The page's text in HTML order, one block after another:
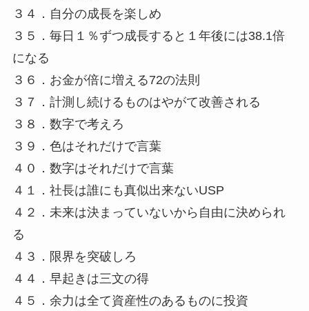
３４．自分の成長を楽しめ
３５．毎日１％ずつ成長すると１年後には38.1倍
になる
３６．お金が倍に増える72の法則
３７．計測し続けるものはやがて改善される
３８．数字で考えろ
３９．色はそれだけで言葉
４０．数字はそれだけで言葉
４１．社長は誰にも真似出来ないUSP
４２．未来は決まっていないから自由に決められ
る
４３．限界を突破しろ
４４．早起きは三文の得
４５．余力は全て資産性のあるものに投資